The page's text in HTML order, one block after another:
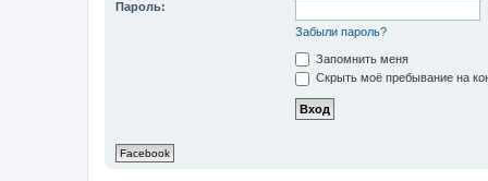
Пароль:
Забыли пароль?
Запомнить меня
Скрыть моё пребывание на
Facebook